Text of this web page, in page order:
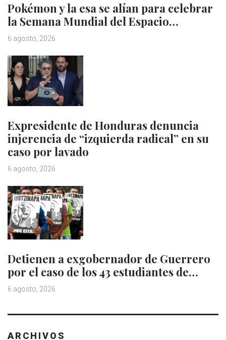
Pokémon y la esa se alían para celebrar
la Semana Mundial del Espacio…
6 agosto, 2026
Expresidente de Honduras denuncia
injerencia de “izquierda radical” en su
caso por lavado
6 agosto, 2026
Detienen a exgobernador de Guerrero
por el caso de los 43 estudiantes de…
6 agosto, 2026
ARCHIVOS